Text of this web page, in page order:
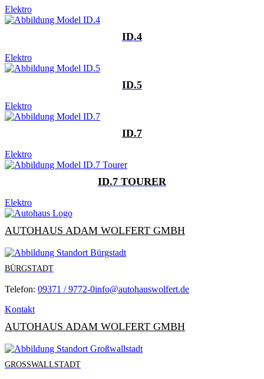
Elektro
ID.4
Elektro
ID.5
Elektro
ID.7
Elektro
ID.7 TOURER
Elektro
AUTOHAUS ADAM WOLFERT GMBH
BÜRGSTADT
Telefon: 09371 / 9772-0info@autohauswolfert.de
Kontakt
AUTOHAUS ADAM WOLFERT GMBH
GROSSWALLSTADT